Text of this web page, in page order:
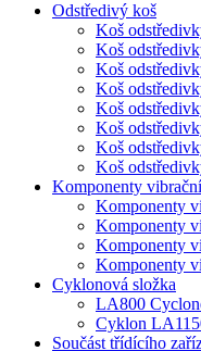
Odstředivý koš
Koš
Koš
Koš
Koš
Koš
Koš
Koš
Koš
Komponenty
Komponenty
Komponenty
Komponenty
Komponenty
Cyklonová složka
LA800
Cyklon
Součást třídícího